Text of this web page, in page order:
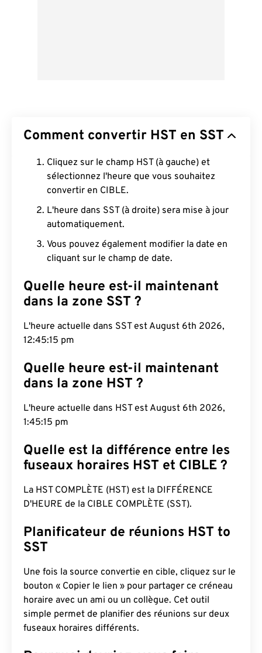
Comment convertir HST en SST
Cliquez sur le champ HST (à gauche) et
sélectionnez l'heure que vous souhaitez
convertir en CIBLE.
L'heure dans SST (à droite) sera mise à jour
automatiquement.
Vous pouvez également modifier la date en
cliquant sur le champ de date.
Quelle heure est-il maintenant
dans la zone SST ?
L'heure actuelle dans SST est August 6th 2026,
12:45:16 pm
Quelle heure est-il maintenant
dans la zone HST ?
L'heure actuelle dans HST est August 6th 2026,
1:45:16 pm
Quelle est la différence entre les
fuseaux horaires HST et CIBLE ?
La HST COMPLÈTE (HST) est la DIFFÉRENCE
D'HEURE de la CIBLE COMPLÈTE (SST).
Planificateur de réunions HST to
SST
Une fois la source convertie en cible, cliquez sur le
bouton « Copier le lien » pour partager ce créneau
horaire avec un ami ou un collègue. Cet outil
simple permet de planifier des réunions sur deux
fuseaux horaires différents.